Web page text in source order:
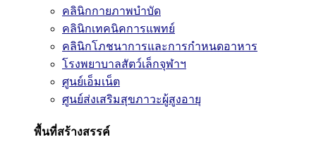
คลินิกกายภาพบำบัด
คลินิกเทคนิคการแพทย์
คลินิกโภชนาการและการกำหนดอาหาร
โรงพยาบาลสัตว์เล็กจุฬาฯ
ศูนย์เอ็มเน็ต
ศูนย์ส่งเสริมสุขภาวะผู้สูงอายุ
พื้นที่สร้างสรรค์